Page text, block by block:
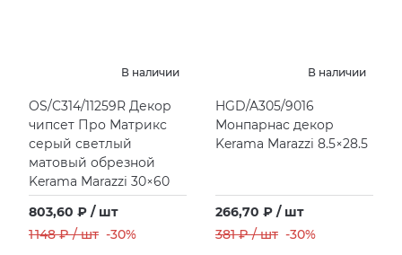
В наличии
OS/C314/11259R Декор
чипсет Про Матрикс
серый светлый
матовый обрезной
Kerama Marazzi 30×60
803,60 ₽ / шт
1 148 ₽ / шт -30%
В наличии
HGD/A305/9016
Монпарнас декор
Kerama Marazzi 8.5×28.5
266,70 ₽ / шт
381 ₽ / шт -30%